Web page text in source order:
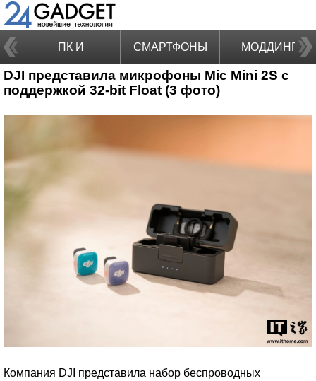
ПК И
НОУТБУКИ
СМАРТФОНЫ МОДДИНГ
DJI представила микрофоны Mic Mini 2S с
поддержкой 32-bit Float (3 фото)
Компания DJI представила набор беспроводных